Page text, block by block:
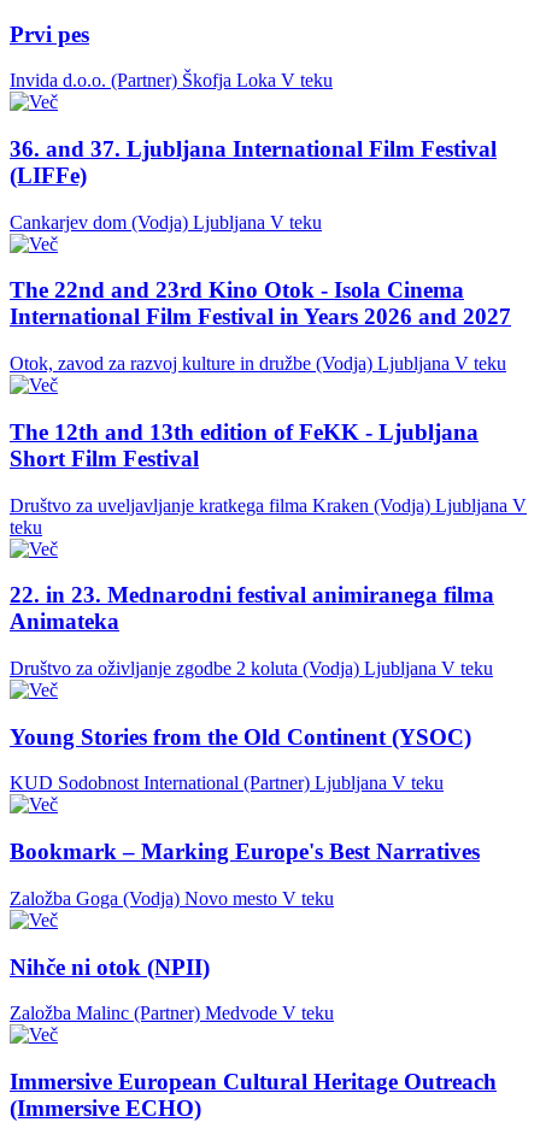
Prvi pes
Invida d.o.o. (Partner) Škofja Loka V teku
36. and 37. Ljubljana International Film Festival
(LIFFe)
Cankarjev dom (Vodja) Ljubljana V teku
The 22nd and 23rd Kino Otok - Isola Cinema
International Film Festival in Years 2026 and 2027
Otok, zavod za razvoj kulture in družbe (Vodja) Ljubljana V teku
The 12th and 13th edition of FeKK - Ljubljana
Short Film Festival
Društvo za uveljavljanje kratkega filma Kraken (Vodja) Ljubljana V
teku
22. in 23. Mednarodni festival animiranega filma
Animateka
Društvo za oživljanje zgodbe 2 koluta (Vodja) Ljubljana V teku
Young Stories from the Old Continent (YSOC)
KUD Sodobnost International (Partner) Ljubljana V teku
Bookmark – Marking Europe's Best Narratives
Založba Goga (Vodja) Novo mesto V teku
Nihče ni otok (NPII)
Založba Malinc (Partner) Medvode V teku
Immersive European Cultural Heritage Outreach
(Immersive ECHO)